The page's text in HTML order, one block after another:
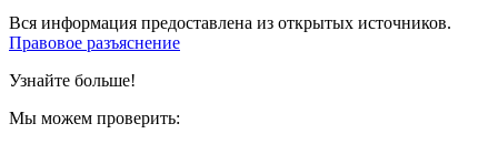
Вся информация предоставлена из открытых источников.
Правовое разъяснение
Узнайте больше!
Мы можем проверить: